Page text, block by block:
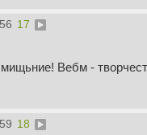
17
Вебм -
18